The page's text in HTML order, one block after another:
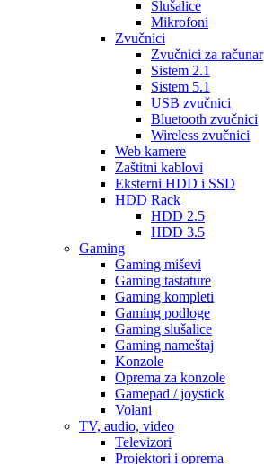
Slušalice
Mikrofoni
Zvučnici
Zvučnici za računar
Sistem 2.1
Sistem 5.1
USB zvučnici
Bluetooth zvučnici
Wireless zvučnici
Web kamere
Zaštitni kablovi
Eksterni HDD i SSD
HDD Rack
HDD 2.5
HDD 3.5
Gaming
Gaming miševi
Gaming tastature
Gaming kompleti
Gaming podloge
Gaming slušalice
Gaming nameštaj
Konzole
Oprema za konzole
Gamepad / joystick
Volani
TV, audio, video
Televizori
Projektori i oprema